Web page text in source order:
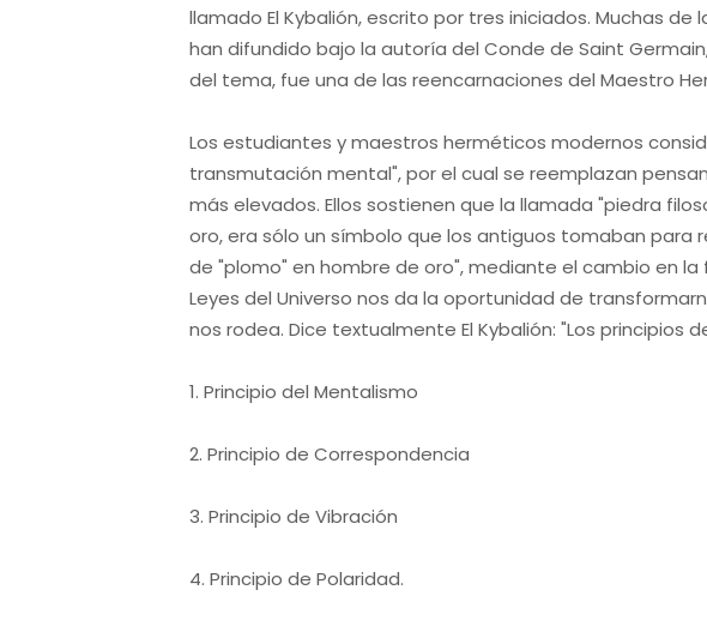
llamado El Kybalión, escrito por tres iniciados. Muchas
han difundido bajo la autoría del Conde de Saint
del tema, fue una de las reencarnaciones del Maestro
Los estudiantes y maestros herméticos modernos
transmutación mental", por el cual se reemplazan
más elevados. Ellos sostienen que la llamada "piedra
oro, era sólo un símbolo que los antiguos tomaban
de "plomo" en hombre de oro", mediante el cambio en
Leyes del Universo nos da la oportunidad de
nos rodea. Dice textualmente El Kybalión: "Los principios
1. Principio del Mentalismo
2. Principio de Correspondencia
3. Principio de Vibración
4. Principio de Polaridad.